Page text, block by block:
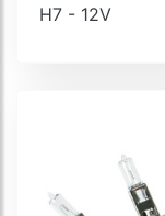
H7 - 12V